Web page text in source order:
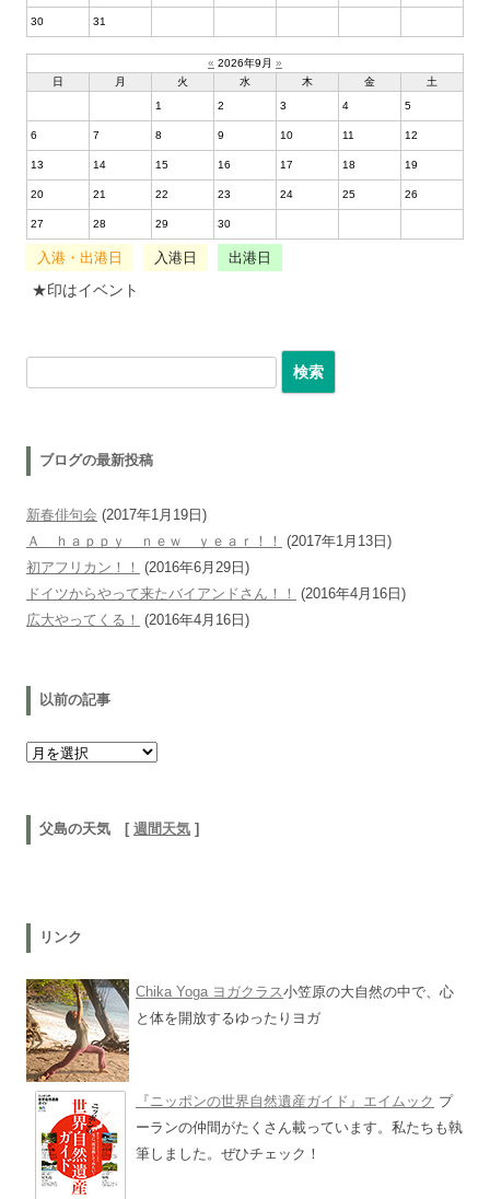
30 31
« 2026年9月 »
日
月 火 水 木 金
土
1
2 3 4 5
6 7 8 9 10 11 12
13 14 15 16 17 18 19
20 21 22 23 24 25 26
27 28 29 30
入港・出港日 入港日 出港日
★印はイベント
検索:
ブログの最新投稿
新春俳句会 (2017年1月19日)
Ａ ｈａｐｐｙ ｎｅｗ ｙｅａｒ！！
(2017年1月13日)
初アフリカン！！
(2016年6月29日)
ドイツからやって来たバイアンドさん！！
(2016年4月16日)
広大やってくる！
(2016年4月16日)
以前の記事
以前の記事
父島の天気 [ 週間天気 ]
リンク
Chika Yoga ヨガクラス小笠原の大自然の中で、心
と体を開放するゆったりヨガ
『ニッポンの世界自然遺産ガイド』エイムック プ
ーランの仲間がたくさん載っています。私たちも執
筆しました。ぜひチェック！